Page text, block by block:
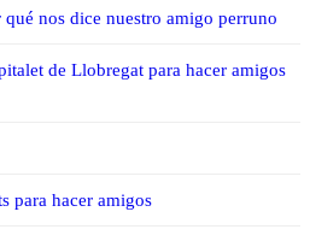
nos dice nuestro amigo perruno
de Llobregat para hacer amigos
para hacer amigos